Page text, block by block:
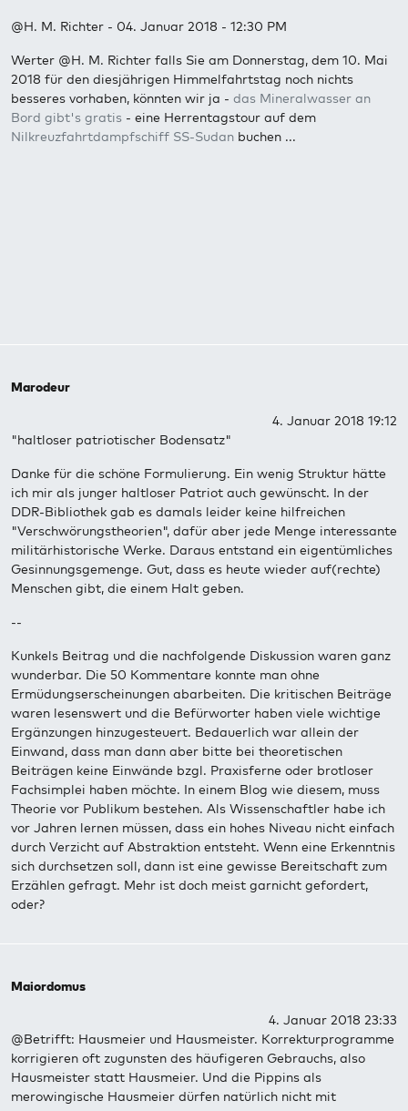
@H. M. Richter - 04. Januar 2018 - 12:30 PM
Werter @H. M. Richter falls Sie am Donnerstag, dem 10. Mai
2018 für den diesjährigen Himmelfahrtstag noch nichts
besseres vorhaben, könnten wir ja - das Mineralwasser an
Bord gibt's gratis - eine Herrentagstour auf dem
Nilkreuzfahrtdampfschiff SS-Sudan buchen ...
Marodeur
4. Januar 2018 19:12
"haltloser patriotischer Bodensatz"
Danke für die schöne Formulierung. Ein wenig Struktur hätte
ich mir als junger haltloser Patriot auch gewünscht. In der
DDR-Bibliothek gab es damals leider keine hilfreichen
"Verschwörungstheorien", dafür aber jede Menge interessante
militärhistorische Werke. Daraus entstand ein eigentümliches
Gesinnungsgemenge. Gut, dass es heute wieder auf(rechte)
Menschen gibt, die einem Halt geben.
--
Kunkels Beitrag und die nachfolgende Diskussion waren ganz
wunderbar. Die 50 Kommentare konnte man ohne
Ermüdungserscheinungen abarbeiten. Die kritischen Beiträge
waren lesenswert und die Befürworter haben viele wichtige
Ergänzungen hinzugesteuert. Bedauerlich war allein der
Einwand, dass man dann aber bitte bei theoretischen
Beiträgen keine Einwände bzgl. Praxisferne oder brotloser
Fachsimplei haben möchte. In einem Blog wie diesem, muss
Theorie vor Publikum bestehen. Als Wissenschaftler habe ich
vor Jahren lernen müssen, dass ein hohes Niveau nicht einfach
durch Verzicht auf Abstraktion entsteht. Wenn eine Erkenntnis
sich durchsetzen soll, dann ist eine gewisse Bereitschaft zum
Erzählen gefragt. Mehr ist doch meist garnicht gefordert,
oder?
Maiordomus
4. Januar 2018 23:33
@Betrifft: Hausmeier und Hausmeister. Korrekturprogramme
korrigieren oft zugunsten des häufigeren Gebrauchs, also
Hausmeister statt Hausmeier. Und die Pippins als
merowingische Hausmeier dürfen natürlich nicht mit